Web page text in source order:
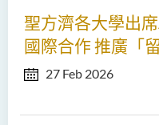
聖方濟各大學出
國際合作 推廣「
27 Feb 2026